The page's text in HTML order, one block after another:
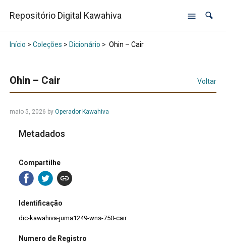
Repositório Digital Kawahiva
Início > Coleções > Dicionário > Ohin – Cair
Ohin – Cair Voltar
maio 5, 2026 by Operador Kawahiva
Metadados
Compartilhe
Identificação
dic-kawahiva-juma1249-wns-750-cair
Numero de Registro